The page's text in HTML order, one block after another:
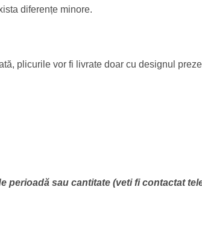
diferențe minore.
plicurile vor fi livrate doar cu designul
perioadă sau cantitate (veti fi contactat